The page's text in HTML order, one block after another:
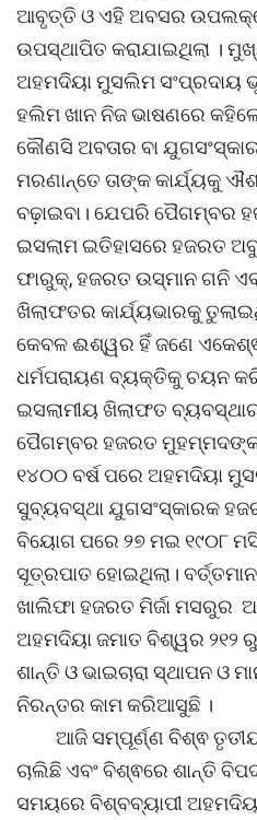
ଆବୃତ୍ତି ଓ ଏହି ଅବସର
ଉପସ୍ଥାପିତ କରାଯାଇଥିଲା ।
ଅହମଦିୟା ମୁସଲିମ ସଂପ୍ରଦାୟ
ହଲିମ ଖାନ ନିଜ ଭାଷଣରେ
କୌଣସି ଅବତାର ବା
ମରଣାନ୍ତେ ତାଙ୍କ କାର୍ଯ୍ୟକୁ
ବଢ଼ାଇବା। ଯେପରି ପୈଗମ୍ବର
ଇସଲାମ ଇତିହାସରେ ହଜରତ
ଫାରୁକ୍, ହଜରତ ଉସ୍‌ମାନ ଗନି
ଖିଲାଫତର କାର୍ଯ୍ୟଭାରକୁ
କେବଳ ଈଶ୍ୱର ହିଁ ଜଣେ
ଧର୍ମପରାୟଣ ବ୍ୟକ୍ତିକୁ ଚୟନ
ଇସଲାମୀୟ ଖିଲାଫତ
ପୈଗମ୍ବର ହଜରତ ମୁହମ୍ମଦଙ୍କ
୧୪୦୦ ବର୍ଷ ପରେ ଅହମଦିୟା
ସୁବ୍ୟବସ୍ଥା ଯୁଗସଂସ୍କାରକ
ବିୟୋଗ ପରେ ୨୭ ମଇ ୧୯୦୮
ସୂତ୍ରପାତ ହୋଇଥିଲା।
ଖାଲିଫା ହଜରତ ମିର୍ଜା ମସରୁର
ଅହମଦିୟା ଜମାତ ବିଶ୍ୱର ୨୧୨
ଶାନ୍ତି ଓ ଭାଇଚାରା ସ୍ଥାପନ ଓ
ନିରନ୍ତର କାମ କରିଆସୁଛି ।
ଆଜି ସମ୍ପୂର୍ଣ୍ଣ ବିଶ୍ଵ
ଚାଲିଛି ଏବଂ ବିଶ୍ଵରେ ଶାନ୍ତି
ସମୟରେ ବିଶ୍ବବ୍ୟାପୀ